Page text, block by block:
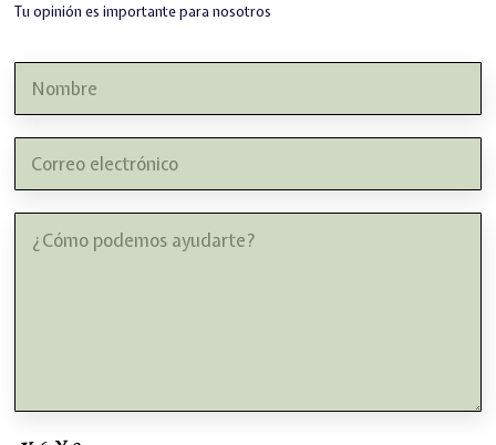
Tu opinión es importante para nosotros